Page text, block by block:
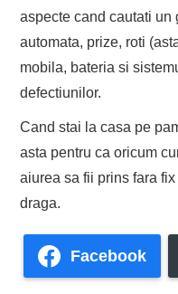
aspecte cand cautati un
automata, prize, roti
mobila, bateria si
defectiunilor.
Cand stai la casa pe
asta pentru ca oricum
aiurea sa fii prins fara
draga.
Facebook